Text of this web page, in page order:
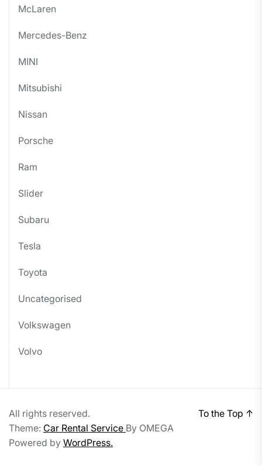
McLaren
Mercedes-Benz
MINI
Mitsubishi
Nissan
Porsche
Ram
Slider
Subaru
Tesla
Toyota
Uncategorised
Volkswagen
Volvo
All rights reserved.
Theme: Car Rental Service By OMEGA
Powered by WordPress.
To the Top ↑